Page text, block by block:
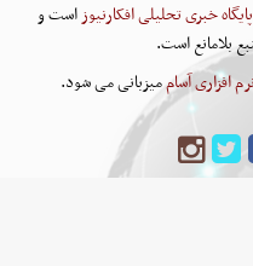
پایگاه خبری تحلیلی افکارنیوزاست و
بلامانع است.
افزاری آساممیزبانی می شود.